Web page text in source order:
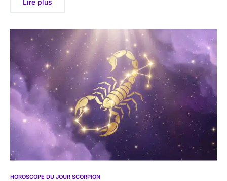
Lire plus
HOROSCOPE DU JOUR SCORPION